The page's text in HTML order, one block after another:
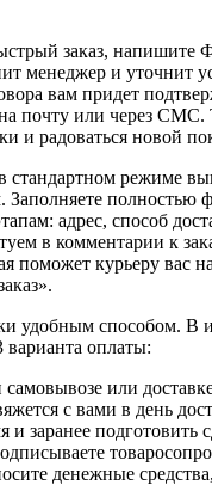
заказ, напишите
менеджер и уточнит
вам придет
почту или через СМС.
и радоваться новой
стандартном режиме
Заполняете полностью
адрес, способ
в комментарии к
поможет курьеру вас
удобным способом. В
варианта оплаты:
или
с вами в день
и заранее подготовить
денежные